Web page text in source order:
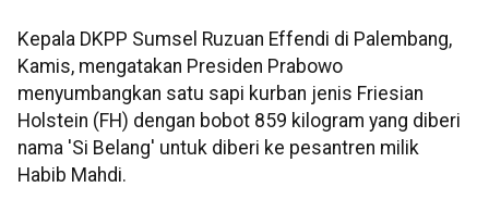
Kepala DKPP Sumsel Ruzuan Effendi di Palembang,
Kamis, mengatakan Presiden Prabowo
menyumbangkan satu sapi kurban jenis Friesian
Holstein (FH) dengan bobot 859 kilogram yang diberi
nama 'Si Belang' untuk diberi ke pesantren milik
Habib Mahdi.